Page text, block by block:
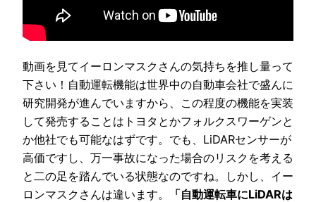
動画を見てイーロンマスクさんの気持ちを推し量って
下さい！自動運転機能は世界中の自動車会社で盛んに
研究開発が進んでいますから、この程度の機能を実装
して発売することはトヨタとかフォルクスワーゲンと
か他社でも可能なはずです。でも、LiDARセンサーが
高価ですし、万一事故になった場合のリスクを考える
と二の足を踏んでいる状態なのですね。しかし、イー
ロンマスクさんは違います。
「自動運転車にLiDARは